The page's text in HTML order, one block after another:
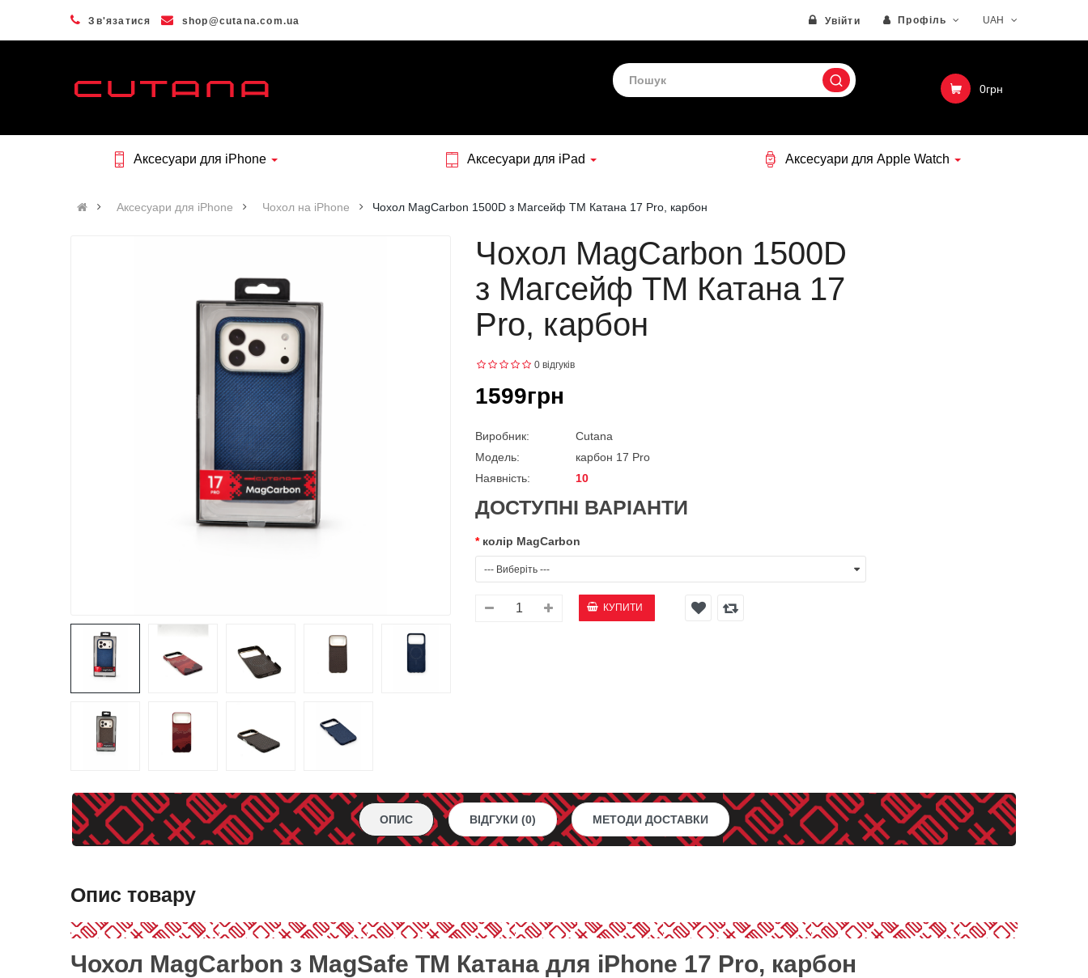
Зв'язатися shop@cutana.com.ua Увійти Профіль
0грн
Аксесуари для iPhone Аксесуари для iPad Аксесуари для Apple Watch
Аксесуари для iPhone Чохол на iPhone Чохол MagCarbon 1500D з Магсейф ТМ Катана 17 Pro, карбон
Чохол MagCarbon 1500D
з Магсейф ТМ Катана 17
Pro, карбон
0 відгуків
1599грн
Виробник:
Cutana
Модель:
карбон 17 Pro
Наявність:
10
ДОСТУПНІ ВАРІАНТИ
колір MagCarbon
ОПИС ВІДГУКИ (0) МЕТОДИ ДОСТАВКИ
Опис товару
Чохол MagCarbon з MagSafe ТМ Катана для iPhone 17 Pro, карбон